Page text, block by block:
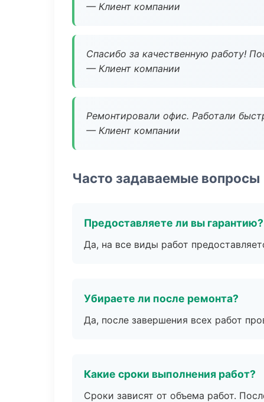
— Клиент компании
Спасибо за качественную работу!
— Клиент компании
Ремонтировали офис. Работали
— Клиент компании
Часто задаваемые вопросы
Предоставляете ли вы гарантию?
Да, на все виды работ
Убираете ли после ремонта?
Да, после завершения всех работ
Какие сроки выполнения работ?
Сроки зависят от объема работ.